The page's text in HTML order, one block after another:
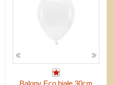
Balony Eco białe 30cm